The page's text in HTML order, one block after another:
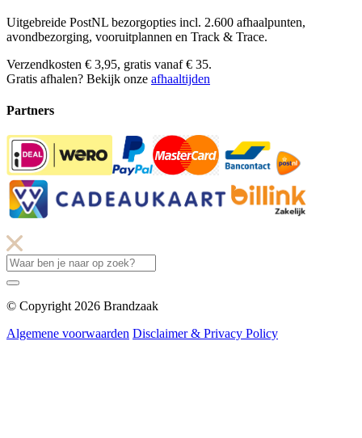
Uitgebreide PostNL bezorgopties incl. 2.600 afhaalpunten,
avondbezorging, vooruitplannen en Track & Trace.
Verzendkosten € 3,95, gratis vanaf € 35.
Gratis afhalen? Bekijk onze afhaaltijden
Partners
© Copyright 2026 Brandzaak
Algemene voorwaarden Disclaimer & Privacy Policy